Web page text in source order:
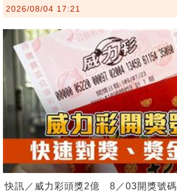
2026/08/04 17:21
快訊／威力彩頭獎2億 8／03開獎號碼